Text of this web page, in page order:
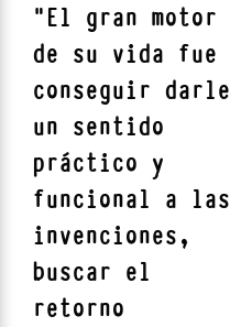
"El gran motor
de su vida fue
conseguir darle
un sentido
práctico y
funcional a las
invenciones,
buscar el
retorno